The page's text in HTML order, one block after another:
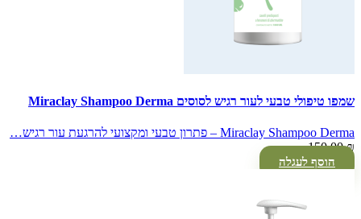
שמפו טיפולי טבעי לעור רגיש לסוסים Miraclay Shampoo Derma
Miraclay Shampoo Derma – פתרון טבעי ומקצועי להרגעת עור רגיש…
150.00₪
הוסף לעגלה